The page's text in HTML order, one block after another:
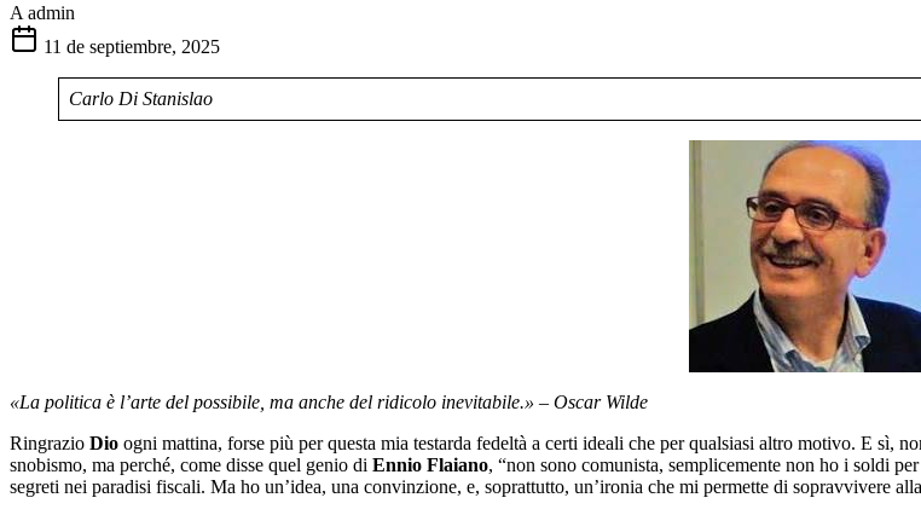
A admin
11 de septiembre, 2025
Carlo Di Stanislao
«La politica è l’arte del possibile, ma anche del ridicolo inevitabile.» – Oscar Wilde
Ringrazio Dio ogni mattina, forse più per questa mia testarda fedeltà a certi ideali che per qualsiasi altro motivo. E sì,
snobismo, ma perché, come disse quel genio di Ennio Flaiano, “non sono comunista, semplicemente non ho i soldi
segreti nei paradisi fiscali. Ma ho un’idea, una convinzione, e, soprattutto, un’ironia che mi permette di sopravvivere